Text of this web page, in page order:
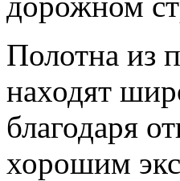
Полотна из
находят
благодаря
хорошим